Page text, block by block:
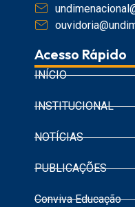
Acesso Rápido
INÍCIO
INSTITUCIONAL
NOTÍCIAS
PUBLICAÇÕES
Conviva Educação